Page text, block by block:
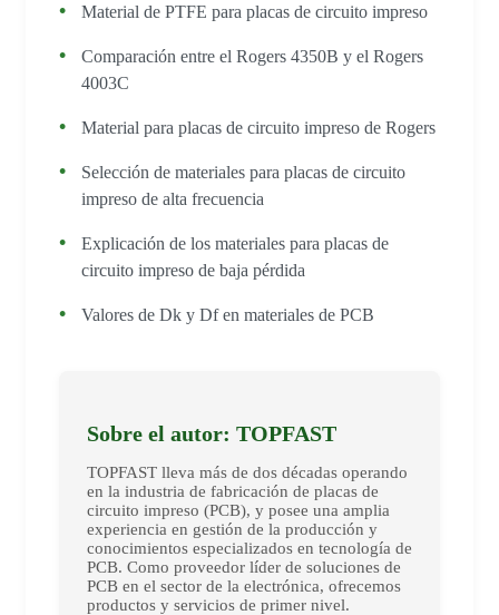
Material de PTFE para placas de circuito impreso
Comparación entre el Rogers 4350B y el Rogers
4003C
Material para placas de circuito impreso de Rogers
Selección de materiales para placas de circuito
impreso de alta frecuencia
Explicación de los materiales para placas de
circuito impreso de baja pérdida
Valores de Dk y Df en materiales de PCB
Sobre el autor: TOPFAST
TOPFAST lleva más de dos décadas operando
en la industria de fabricación de placas de
circuito impreso (PCB), y posee una amplia
experiencia en gestión de la producción y
conocimientos especializados en tecnología de
PCB. Como proveedor líder de soluciones de
PCB en el sector de la electrónica, ofrecemos
productos y servicios de primer nivel.